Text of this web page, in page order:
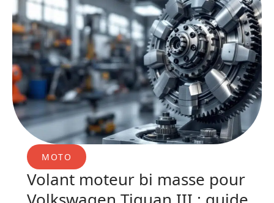
MOTO
Volant moteur bi masse pour